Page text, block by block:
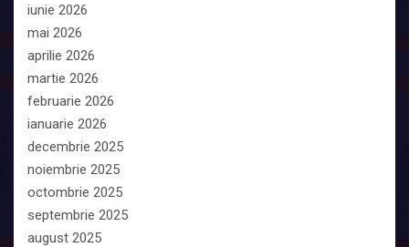
iunie 2026
mai 2026
aprilie 2026
martie 2026
februarie 2026
ianuarie 2026
decembrie 2025
noiembrie 2025
octombrie 2025
septembrie 2025
august 2025